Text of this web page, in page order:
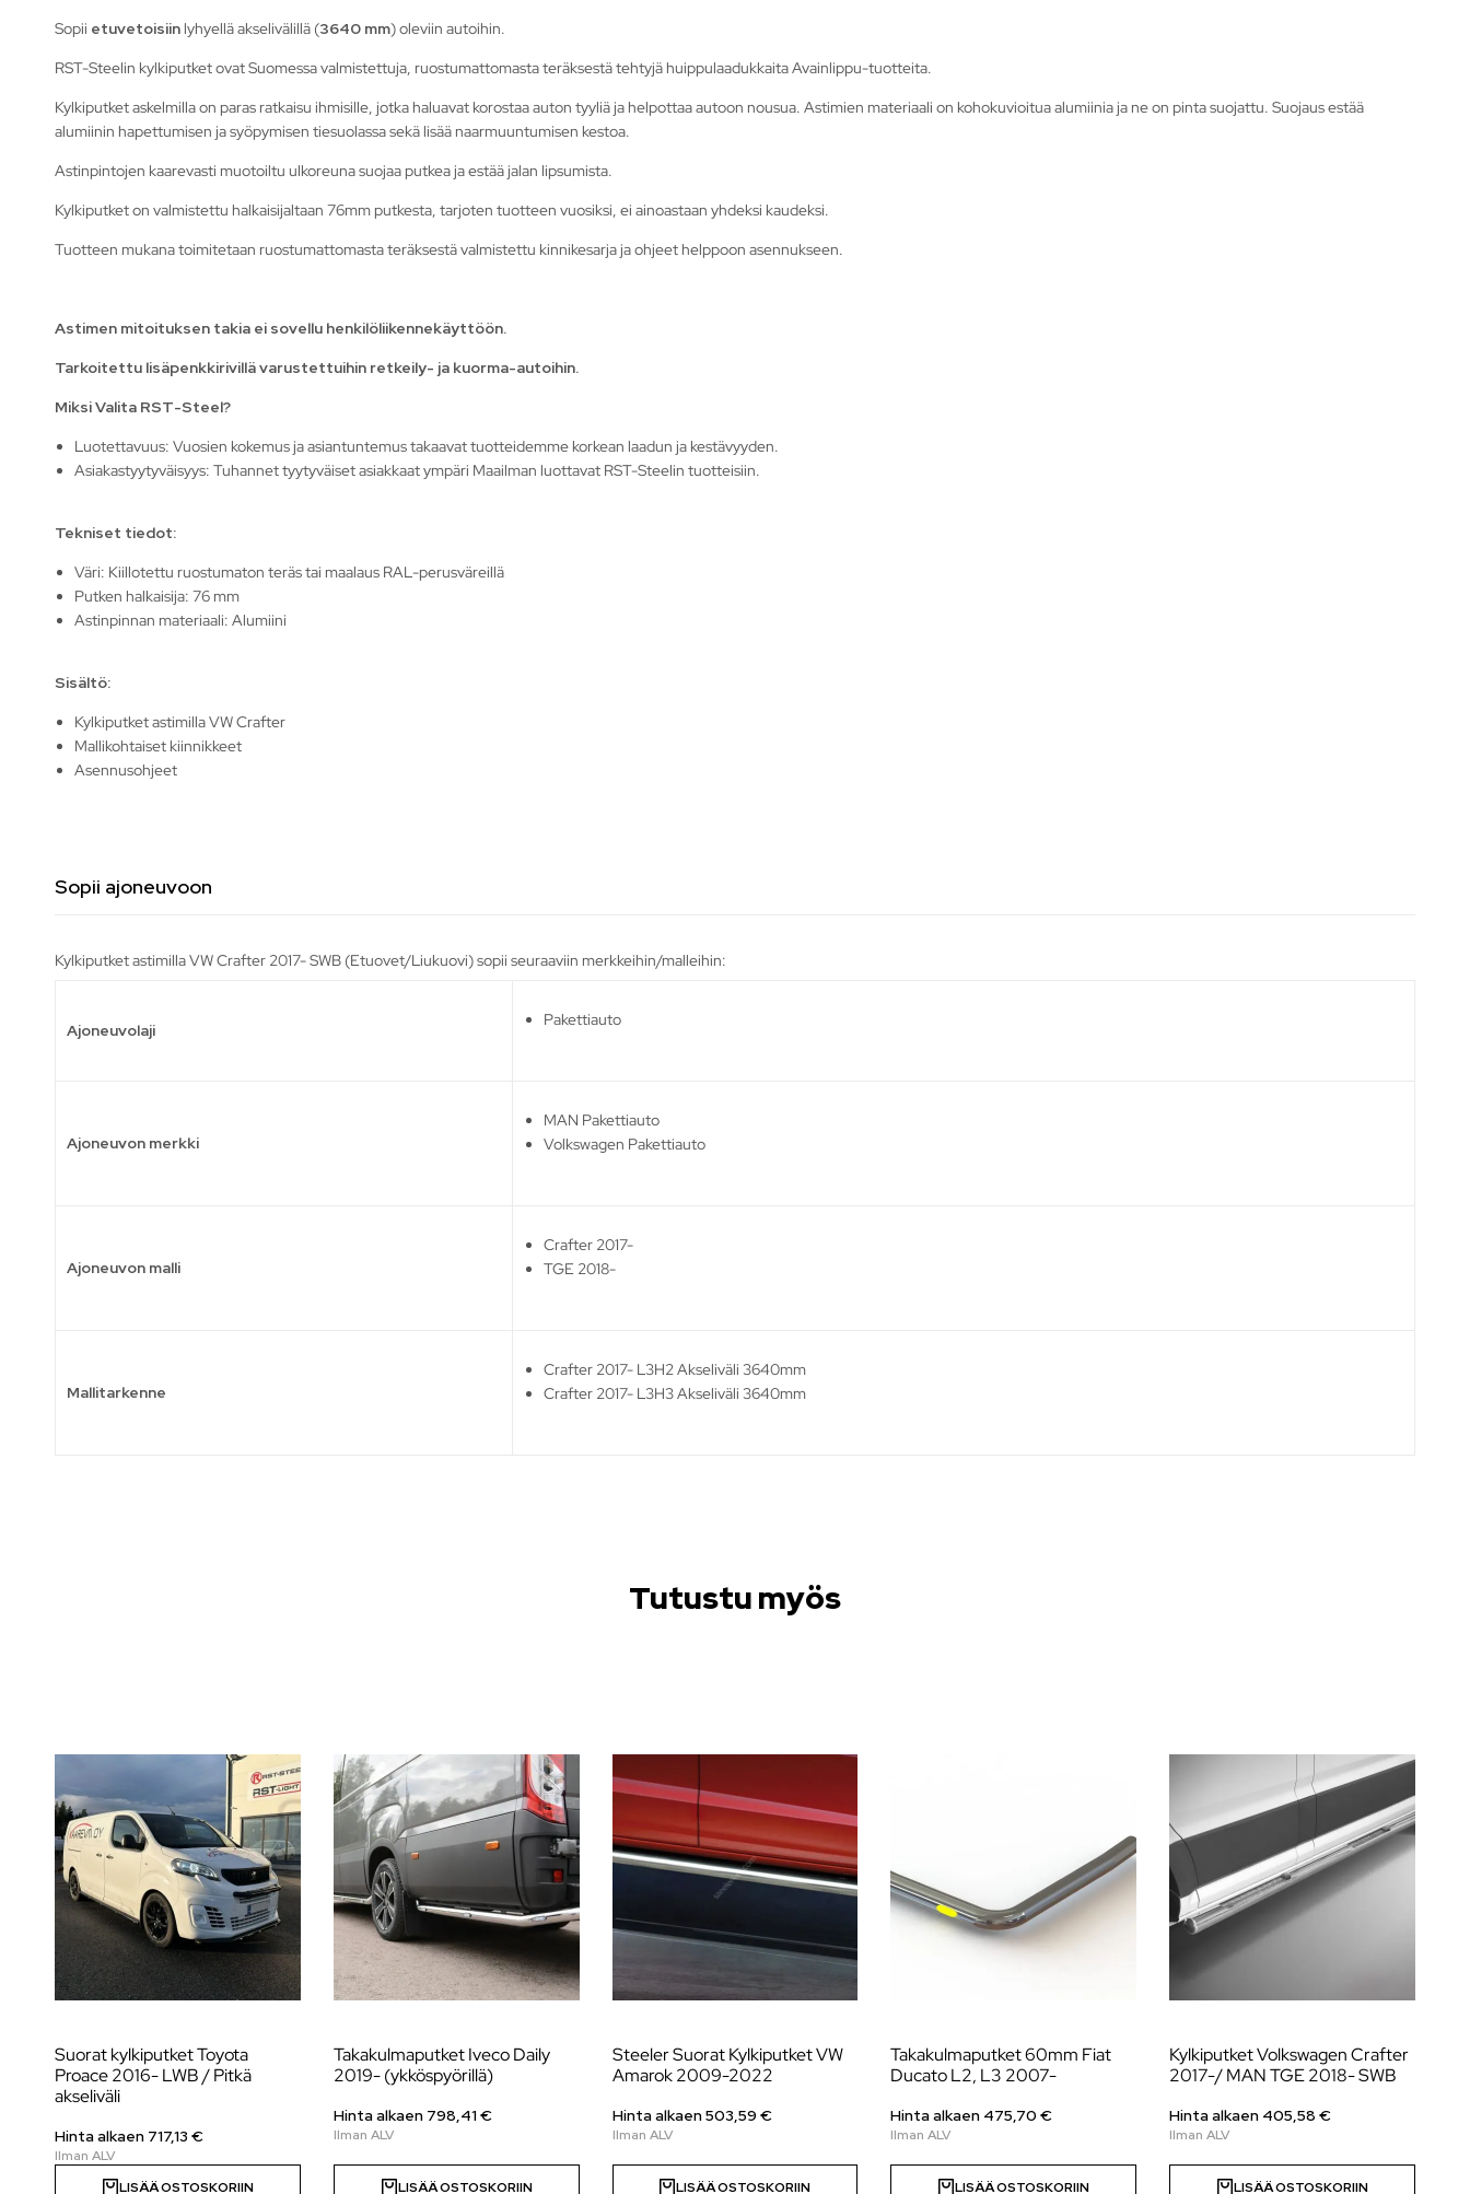
Sopii etuvetoisiin lyhyellä akselivälillä (3640 mm) oleviin autoihin.
RST-Steelin kylkiputket ovat Suomessa valmistettuja, ruostumattomasta teräksestä tehtyjä huippulaadukkaita Avainlippu-tuotteita.
Kylkiputket askelmilla on paras ratkaisu ihmisille, jotka haluavat korostaa auton tyyliä ja helpottaa autoon nousua. Astimien materiaali on kohokuvioitua alumiinia ja ne on pinta suojattu. Suojaus estää
alumiinin hapettumisen ja syöpymisen tiesuolassa sekä lisää naarmuuntumisen kestoa.
Astinpintojen kaarevasti muotoiltu ulkoreuna suojaa putkea ja estää jalan lipsumista.
Kylkiputket on valmistettu halkaisijaltaan 76mm putkesta, tarjoten tuotteen vuosiksi, ei ainoastaan yhdeksi kaudeksi.
Tuotteen mukana toimitetaan ruostumattomasta teräksestä valmistettu kinnikesarja ja ohjeet helppoon asennukseen.
Astimen mitoituksen takia ei sovellu henkilöliikennekäyttöön.
Tarkoitettu lisäpenkkirivillä varustettuihin retkeily- ja kuorma-autoihin.
Miksi Valita RST-Steel?
Luotettavuus: Vuosien kokemus ja asiantuntemus takaavat tuotteidemme korkean laadun ja kestävyyden.
Asiakastyytyväisyys: Tuhannet tyytyväiset asiakkaat ympäri Maailman luottavat RST-Steelin tuotteisiin.
Tekniset tiedot:
Väri: Kiillotettu ruostumaton teräs tai maalaus RAL-perusväreillä
Putken halkaisija: 76 mm
Astinpinnan materiaali: Alumiini
Sisältö:
Kylkiputket astimilla VW Crafter
Mallikohtaiset kiinnikkeet
Asennusohjeet
Sopii ajoneuvoon
Kylkiputket astimilla VW Crafter 2017- SWB (Etuovet/Liukuovi) sopii seuraaviin merkkeihin/malleihin:
Ajoneuvolaji
Pakettiauto
Ajoneuvon merkki
MAN Pakettiauto
Volkswagen Pakettiauto
Ajoneuvon malli
Crafter 2017-
TGE 2018-
Mallitarkenne
Crafter 2017- L3H2 Akseliväli 3640mm
Crafter 2017- L3H3 Akseliväli 3640mm
Tutustu myös
Suorat kylkiputket Toyota
Proace 2016- LWB / Pitkä
akseliväli
Hinta alkaen 717,13 €
LISÄÄ OSTOSKORIIN
Takakulmaputket Iveco Daily
2019- (ykköspyörillä)
Hinta alkaen 798,41€
LISÄÄ OSTOSKORIIN
Steeler Suorat Kylkiputket VW
Amarok 2009-2022
Hinta alkaen503,59 €
LISÄÄ OSTOSKORIIN
Takakulmaputket 60mm Fiat
Ducato L2, L3 2007-
Hinta alkaen 475,70€
LISÄÄ OSTOSKORIIN
Kylkiputket Volkswagen Crafter
2017-/ MAN TGE 2018- SWB
Hinta alkaen 405,58€
LISÄÄ OSTOSKORIIN